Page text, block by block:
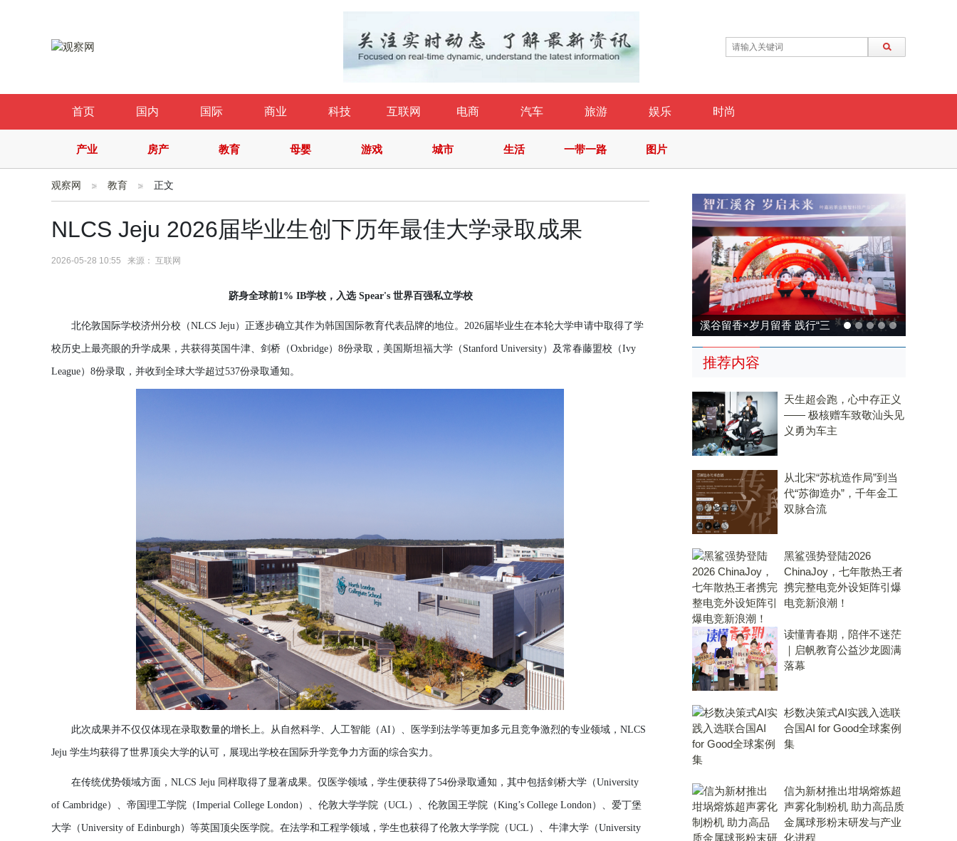
首页 国内 国际 商业 科技 互联网 电商 汽车 旅游 娱乐 时尚
产业 房产 教育 母婴 游戏 城市 生活 一带一路 图片
观察网 教育 正文
NLCS Jeju 2026届毕业生创下历年最佳大学录取成果
2026-05-28 10:55 来源： 互联网
跻身全球前1% IB学校，入选Spear's 世界百强私立学校
北伦敦 国 际学校济州分校（NLCS Jeju）正逐步确立其作为韩国国际教育代表品牌的地位。 2026届毕业生在本轮大学申请中取得了学
校历 史上最亮眼的升学成果，共获得英 国 牛津、 剑桥 （Oxbridge）8份录取，美 国 斯坦福大学 （ Stanford University）及常春藤盟校（Ivy
League）8份录取， 并收到全球大学超过537份录取通知。
此次成果并不仅仅体现在录取数量的增长上。 从 自然科学、人工智能（AI） 、 医学到法学等更加多元且 竞争激烈的专业领域， NLCS
Jeju 学生均获得了世界顶尖大学的认可，展现出学校在 国 际升学竞争力方面的综合实力。
在传统优势领域方面， NLCS Jeju 同 样取得了 显著成果。 仅医学领域， 学生便获得了54份录取通知，其中包括剑桥大学 （University
of Cambridge）、帝 国 理工学院（Imperial College London）、 伦敦大学学院（UCL）、 伦敦 国 王学院（King’s College London）、 爱丁堡
大学 （University of Edinburgh）等英 国 顶尖 医学院。在法学和工程学领域， 学生也获得了伦敦大学学院（UCL）、牛津大学 （University
溪谷留香×岁月留香 践行“三
茶统筹”，传承传统，科技兴
溪谷留香×岁月留香 践行“三
茶统筹”，传承传统，科技兴
推荐内容
天生超会跑，心中存正义
—— 极核赠车致敬汕头见
义勇为车主
从北宋“苏杭造作局”到当
代“苏御造办”，千年金工
双脉合流
黑鲨强势登陆2026
ChinaJoy，七年散热王者
携完整电竞外设矩阵引爆
电竞新浪潮！
读懂青春期，陪伴不迷茫
｜启帆教育公益沙龙圆满
落幕
杉数决策式AI实践入选联
合国AI for Good全球案例
集
信为新材推出坩埚熔炼超
声雾化制粉机 助力高品质
金属球形粉末研发与产业
化进程